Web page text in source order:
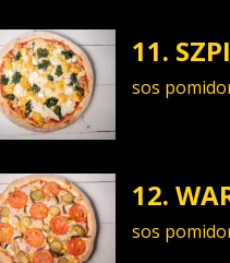
11.
sos
12.
sos